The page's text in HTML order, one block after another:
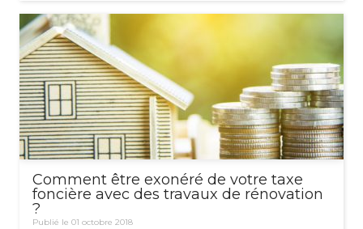
Comment être exonéré de votre taxe
foncière avec des travaux de rénovation
?
Publié le 01 octobre 2018